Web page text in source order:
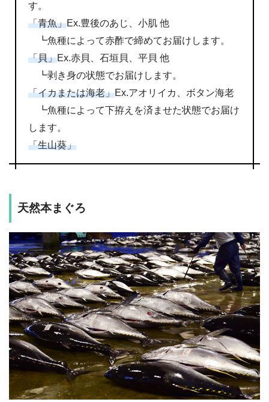
す。
「青魚」Ex.豊後のあじ、小肌 他
┗魚種によって赤酢で締めてお届けします。
「貝」Ex.赤貝、石垣貝、平貝 他
┗剥き身の状態でお届けします。
「イカまたは海老」Ex.アオリイカ、ボタン海老
┗魚種によって下拵えを済ませた状態でお届け
します。
「生山葵」
天然本まぐろ